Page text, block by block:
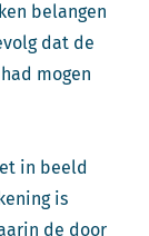
belangen
dat de
mogen
in beeld
is
de door